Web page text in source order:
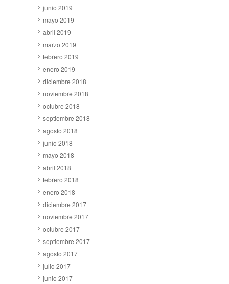
junio 2019
mayo 2019
abril 2019
marzo 2019
febrero 2019
enero 2019
diciembre 2018
noviembre 2018
octubre 2018
septiembre 2018
agosto 2018
junio 2018
mayo 2018
abril 2018
febrero 2018
enero 2018
diciembre 2017
noviembre 2017
octubre 2017
septiembre 2017
agosto 2017
julio 2017
junio 2017